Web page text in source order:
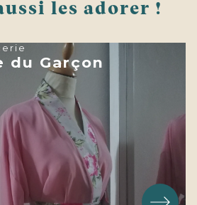
les adorer !
du Garçon